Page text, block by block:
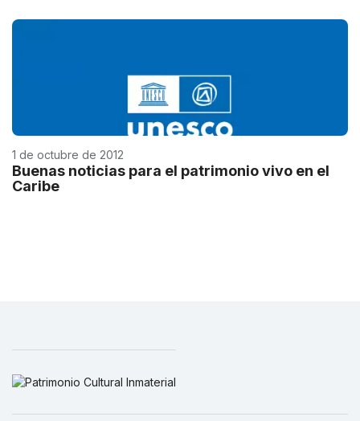
1 de octubre de 2012
Buenas noticias para el patrimonio vivo en el
Caribe